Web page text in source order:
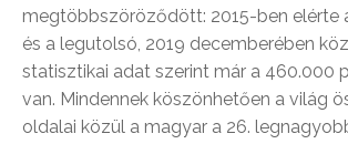
megtöbbszöröződött: 2015-ben elérte
és a legutolsó, 2019 decemberében
statisztikai adat szerint már a 460.000
van. Mindennek köszönhetően a világ
oldalai közül a magyar a 26.